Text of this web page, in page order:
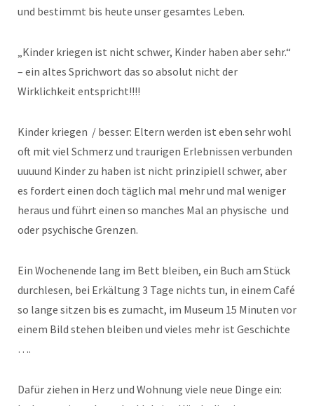
und bestimmt bis heute unser gesamtes Leben.
„Kinder kriegen ist nicht schwer, Kinder haben aber sehr.“
– ein altes Sprichwort das so absolut nicht der
Wirklichkeit entspricht!!!!
Kinder kriegen / besser: Eltern werden ist eben sehr wohl
oft mit viel Schmerz und traurigen Erlebnissen verbunden
uuuund Kinder zu haben ist nicht prinzipiell schwer, aber
es fordert einen doch täglich mal mehr und mal weniger
heraus und führt einen so manches Mal an physische und
oder psychische Grenzen.
Ein Wochenende lang im Bett bleiben, ein Buch am Stück
durchlesen, bei Erkältung 3 Tage nichts tun, in einem Café
so lange sitzen bis es zumacht, im Museum 15 Minuten vor
einem Bild stehen bleiben und vieles mehr ist Geschichte
….
Dafür ziehen in Herz und Wohnung viele neue Dinge ein: